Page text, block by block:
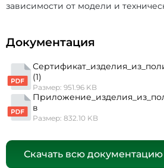
зависимости от модели и
Документация
(1)
Размер: 951.96 KB
в
Размер: 832.10 KB
Скачать всю документацию